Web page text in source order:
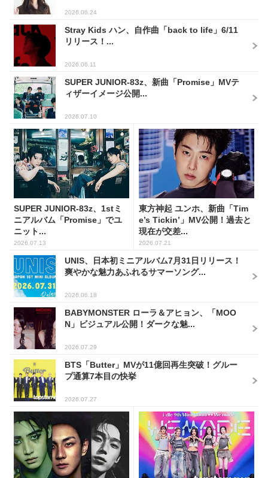
2026.06.24
Stray Kids ハン、自作曲「back to life」6/11
リリース！...
2026.06.11
SUPER JUNIOR-83z、新曲「Promise」MVテ
ィザーイメージ公開...
2026.07.10
SUPER JUNIOR-83z、1stミ
ニアルバム「Promise」でユ
ニット...
2026.07.13
東方神起 ユンホ、新曲「Tim
e’s Tickin’」MV公開！過去と
現在が交差...
2026.07.21
UNIS、日本初ミニアルバム7月31日リリース！
爽やかな魅力あふれるサマーソング...
2026.06.18
BABYMONSTER ローラ＆アヒョン、「MOO
N」ビジュアル公開！ダークな魅...
2026.07.29
BTS「Butter」MVが11億回再生突破！グルー
プ通算7本目の快挙
2026.07.27